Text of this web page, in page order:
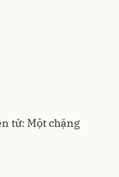
tử: Một chặng